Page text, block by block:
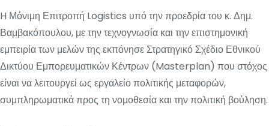
H Μόνιμη Επιτροπή Logistics υπό την προεδρία του κ. Δημ.
Βαμβακόπουλου, με την τεχνογνωσία και την επιστημονική
εμπειρία των μελών της εκπόνησε Στρατηγικό Σχέδιο Εθνικού
Δικτύου Εμπορευματικών Κέντρων (Masterplan) που στόχος
είναι να λειτουργεί ως εργαλείο πολιτικής μεταφορών,
συμπληρωματικά προς τη νομοθεσία και την πολιτική βούληση.